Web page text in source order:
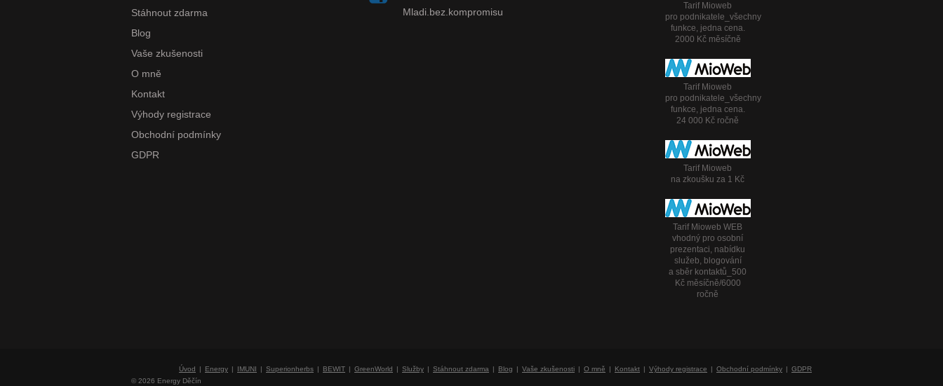
Stáhnout zdarma
Blog
Vaše zkušenosti
O mně
Kontakt
Výhody registrace
Obchodní podmínky
GDPR
Mladi.bez.kompromisu
Tarif Mioweb
pro podnikatele_všechny
funkce, jedna cena.
2000 Kč měsíčně
Tarif Mioweb
pro podnikatele_všechny
funkce, jedna cena.
24 000 Kč ročně
Tarif Mioweb
na zkoušku za 1 Kč
Tarif Mioweb WEB
vhodný pro osobní
prezentaci, nabídku
služeb, blogování
a sběr kontaktů_500
Kč měsíčně/6000
ročně
Úvod Energy IMUNI Superionherbs BEWIT GreenWorld Služby Stáhnout zdarma Blog Vaše zkušenosti O mně Kontakt Výhody registrace Obchodní podmínky
GDPR
© 2026 Energy Děčín